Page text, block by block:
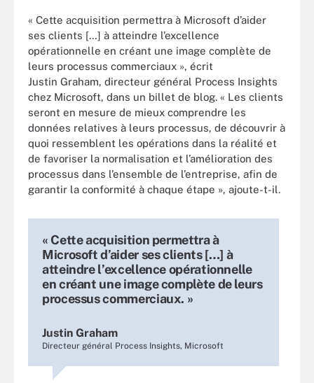
« Cette acquisition permettra à Microsoft d’aider
ses clients […] à atteindre l’excellence
opérationnelle en créant une image complète de
leurs processus commerciaux », écrit
Justin Graham, directeur général Process Insights
chez Microsoft, dans un billet de blog. « Les clients
seront en mesure de mieux comprendre les
données relatives à leurs processus, de découvrir à
quoi ressemblent les opérations dans la réalité et
de favoriser la normalisation et l’amélioration des
processus dans l’ensemble de l’entreprise, afin de
garantir la conformité à chaque étape », ajoute-t-il.
« Cette acquisition permettra à
Microsoft d’aider ses clients […] à
atteindre l’excellence opérationnelle
en créant une image complète de leurs
processus commerciaux. »
Justin Graham
Directeur général Process Insights, Microsoft